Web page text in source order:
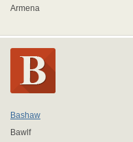
Armena
Bashaw
Bawlf